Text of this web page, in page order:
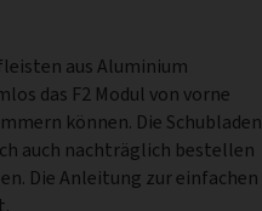
aus Aluminium
das F2 Modul von vorne
können. Die Schubladen
auch nachträglich bestellen
Die Anleitung zur einfachen